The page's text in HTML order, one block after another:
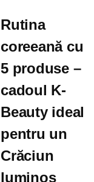
Rutina
coreeană cu
5 produse –
cadoul K-
Beauty ideal
pentru un
Crăciun
luminos